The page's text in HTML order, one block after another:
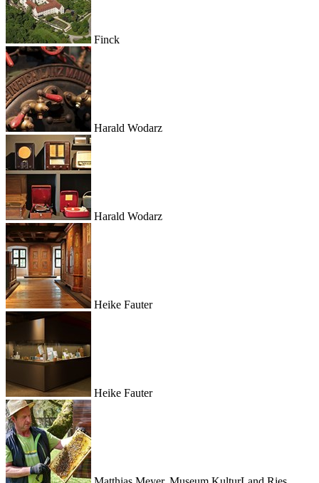
Finck
Harald Wodarz
Harald Wodarz
Heike Fauter
Heike Fauter